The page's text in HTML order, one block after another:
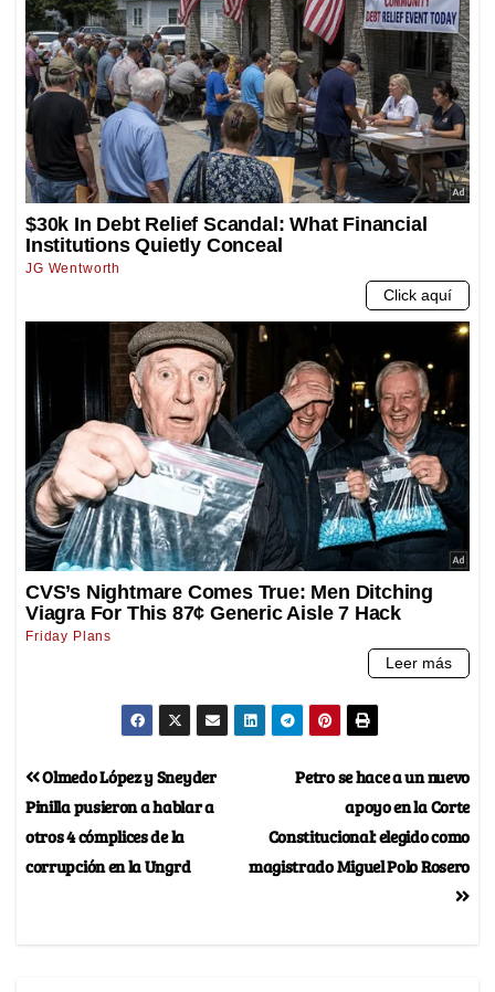
Petro se hace a un nuevo
apoyo en la Corte
Constitucional: elegido como
magistrado Miguel Polo Rosero
Olmedo López y Sneyder
Pinilla pusieron a hablar a
otros 4 cómplices de la
corrupción en la Ungrd